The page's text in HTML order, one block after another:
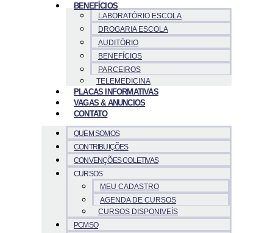
BENEFÍCIOS
LABORATÓRIO ESCOLA
DROGARIA ESCOLA
AUDITÓRIO
BENEFÍCIOS
PARCEIROS
TELEMEDICINA
PLACAS INFORMATIVAS
VAGAS & ANUNCIOS
CONTATO
QUEM SOMOS
CONTRIBUIÇÕES
CONVENÇÕES COLETIVAS
CURSOS
MEU CADASTRO
AGENDA DE CURSOS
CURSOS DISPONIVEÍS
PCMSO